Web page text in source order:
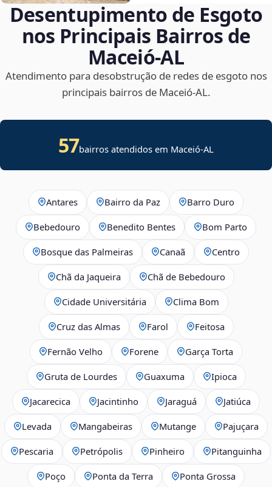
Desentupimento de Esgoto
nos Principais Bairros de
Maceió‑AL
Atendimento para desobstrução de redes de esgoto nos
principais bairros de Maceió‑AL.
57bairros atendidos em Maceió-AL
Antares Bairro da Paz Barro Duro
Bebedouro Benedito Bentes Bom Parto
Bosque das Palmeiras Canaã Centro
Chã da Jaqueira Chã de Bebedouro
Cidade Universitária Clima Bom
Cruz das Almas Farol Feitosa
Fernão Velho Forene Garça Torta
Gruta de Lourdes Guaxuma Ipioca
Jacarecica Jacintinho Jaraguá Jatiúca
Levada Mangabeiras Mutange Pajuçara
Pescaria Petrópolis Pinheiro Pitanguinha
Poço Ponta da Terra Ponta Grossa